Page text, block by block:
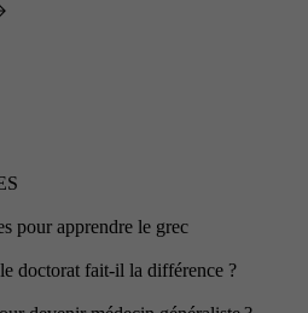
pour apprendre le grec
doctorat fait-il la différence ?